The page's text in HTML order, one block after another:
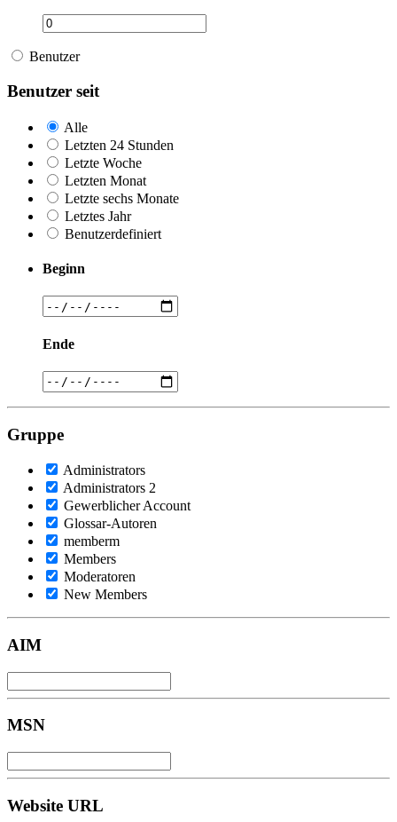
Benutzer
Benutzer seit
Alle
Letzten 24 Stunden
Letzte Woche
Letzten Monat
Letzte sechs Monate
Letztes Jahr
Benutzerdefiniert
Beginn
Ende
Gruppe
Administrators
Administrators 2
Gewerblicher Account
Glossar-Autoren
memberm
Members
Moderatoren
New Members
AIM
MSN
Website URL